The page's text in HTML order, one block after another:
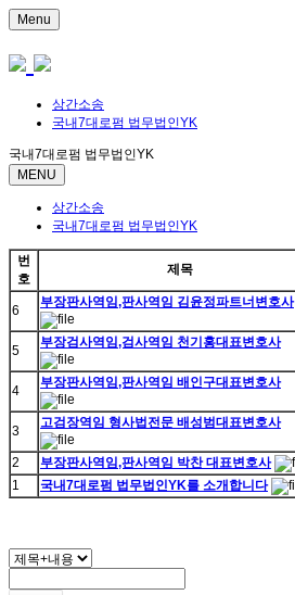
Menu
상간소송
국내7대로펌 법무법인YK
국내7대로펌 법무법인YK
MENU
상간소송
국내7대로펌 법무법인YK
번
호
제목
6
부장판사역임,판사역임 김윤정파트너변호사
5
부장검사역임,검사역임 천기홍대표변호사
4
부장판사역임,판사역임 배인구대표변호사
3
고검장역임 형사법전문 배성범대표변호사
2 부장판사역임,판사역임 박찬 대표변호사
1
국내7대로펌 법무법인YK를 소개합니다